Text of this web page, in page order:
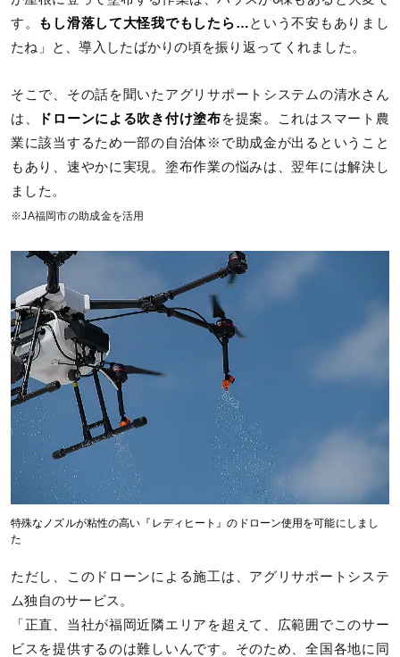
す。 もし滑落して大怪我でもしたら…という不安もありまし
たね」と、導入したばかりの頃を振り返ってくれました。
そこで、その話を聞いたアグリサポートシステムの清水さん
は、
ドローンによる吹き付け塗布を提案。これはスマート農
業に該当するため一部の自治体※で助成金が出るということ
もあり、速やかに実現。塗布作業の悩みは、翌年には解決し
ました。
※JA福岡市の助成金を活用
特殊なノズルが粘性の高い『レディヒート』のドローン使用を可能にしまし
た
ただし、このドローンによる施工は、アグリサポートシステ
ム独自のサービス。
「正直、当社が福岡近隣エリアを超えて、広範囲でこのサー
ビスを提供するのは難しいんです。そのため、全国各地に同